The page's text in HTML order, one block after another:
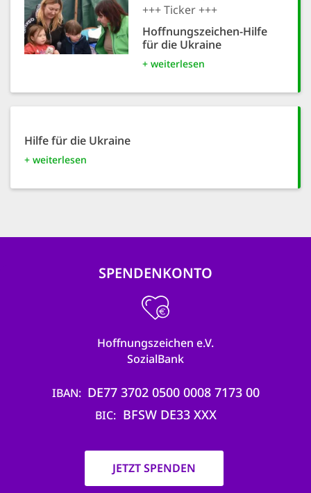
+++ Ticker +++
Hoffnungszeichen-Hilfe
für die Ukraine
+ weiterlesen
Hilfe für die Ukraine
+ weiterlesen
SPENDENKONTO
Hoffnungszeichen e.V.
SozialBank
IBAN DE77 3702 0500 0008 7173 00
BIC BFSW DE33 XXX
JETZT SPENDEN